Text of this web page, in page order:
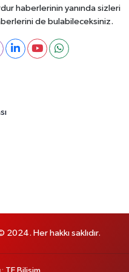
haberlerinin yanında sizleri
de bulabileceksiniz.
Her hakkı saklıdır.